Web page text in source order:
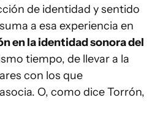
de identidad y sentido
a esa experiencia en
en la identidad sonora del
tiempo, de llevar a la
con los que
O, como dice Torrón,